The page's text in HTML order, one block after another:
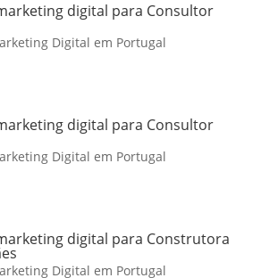
digital para Consultor
Digital em Portugal
digital para Consultor
Digital em Portugal
digital para Construtora
Digital em Portugal